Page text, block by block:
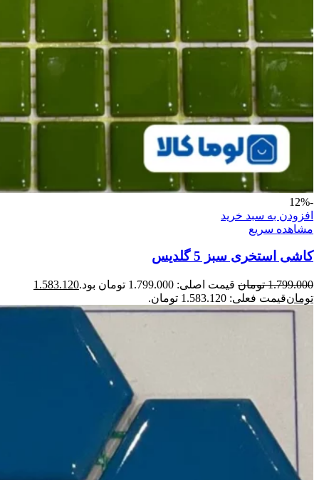
-12%
افزودن به سبد خرید
مشاهده سریع
کاشی استخری سبز 5 گلدیس
1.799.000 تومان قیمت اصلی: 1.799.000 تومان بود.
1.583.120
تومانقیمت فعلی: 1.583.120 تومان.